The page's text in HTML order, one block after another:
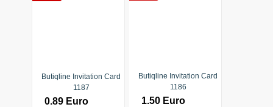
Butiqline Invitation Card
1187
0.89 Euro
Butiqline Invitation Card
1186
1.50 Euro